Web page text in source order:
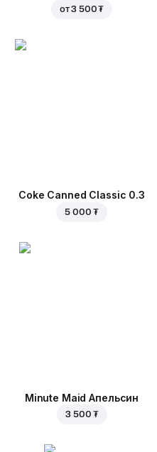
от3 500 ₮
Coke Canned Classic 0.3
5 000 ₮
Minute Maid Апельсин
3 500 ₮